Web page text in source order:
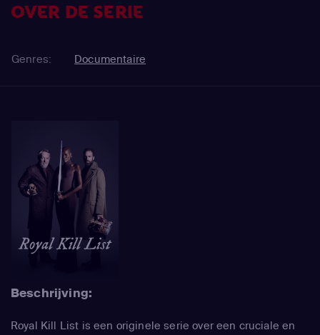
OVER DE SERIE
Genres: Documentaire
Beschrijving:
Royal Kill List is een originele serie over een cruciale en